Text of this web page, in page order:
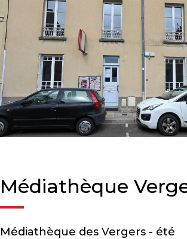
Médiathèque
Médiathèque des Vergers - été